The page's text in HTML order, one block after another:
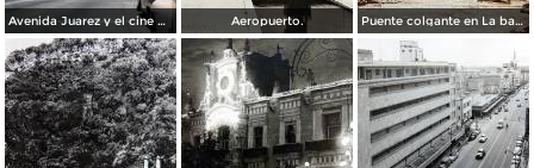
Avenida Juarez y el cine Variedades Guadalajara, Jalisco 1961 Aeropuerto. Puente colgante en La barranca de Oblatos.